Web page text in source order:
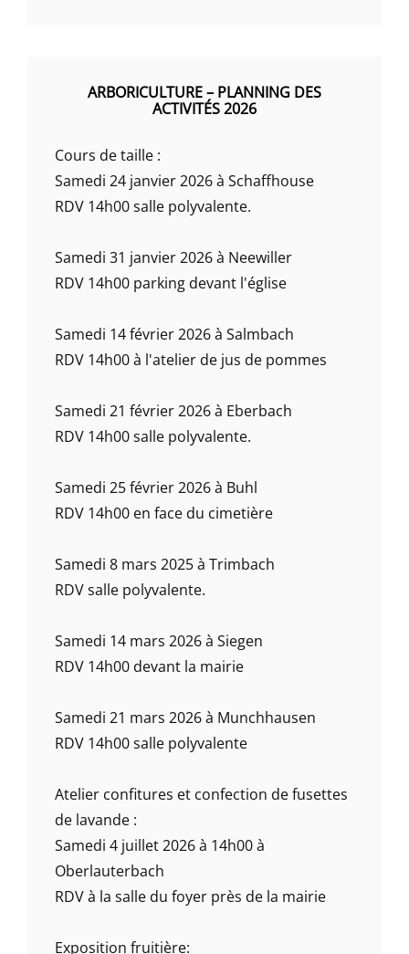
ARBORICULTURE – PLANNING DES
ACTIVITÉS 2026
Cours de taille :
Samedi 24 janvier 2026 à Schaffhouse
RDV 14h00 salle polyvalente.
Samedi 31 janvier 2026 à Neewiller
RDV 14h00 parking devant l'église
Samedi 14 février 2026 à Salmbach
RDV 14h00 à l'atelier de jus de pommes
Samedi 21 février 2026 à Eberbach
RDV 14h00 salle polyvalente.
Samedi 25 février 2026 à Buhl
RDV 14h00 en face du cimetière
Samedi 8 mars 2025 à Trimbach
RDV salle polyvalente.
Samedi 14 mars 2026 à Siegen
RDV 14h00 devant la mairie
Samedi 21 mars 2026 à Munchhausen
RDV 14h00 salle polyvalente
Atelier confitures et confection de fusettes
de lavande :
Samedi 4 juillet 2026 à 14h00 à
Oberlauterbach
RDV à la salle du foyer près de la mairie
Exposition fruitière: